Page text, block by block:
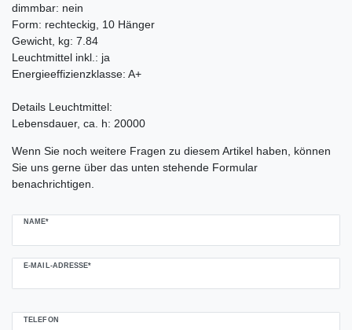
dimmbar: nein
Form: rechteckig, 10 Hänger
Gewicht, kg: 7.84
Leuchtmittel inkl.: ja
Energieeffizienzklasse: A+
Details Leuchtmittel:
Lebensdauer, ca. h: 20000
Wenn Sie noch weitere Fragen zu diesem Artikel haben, können
Sie uns gerne über das unten stehende Formular
benachrichtigen.
NAME*
E-MAIL-ADRESSE*
TELEFON